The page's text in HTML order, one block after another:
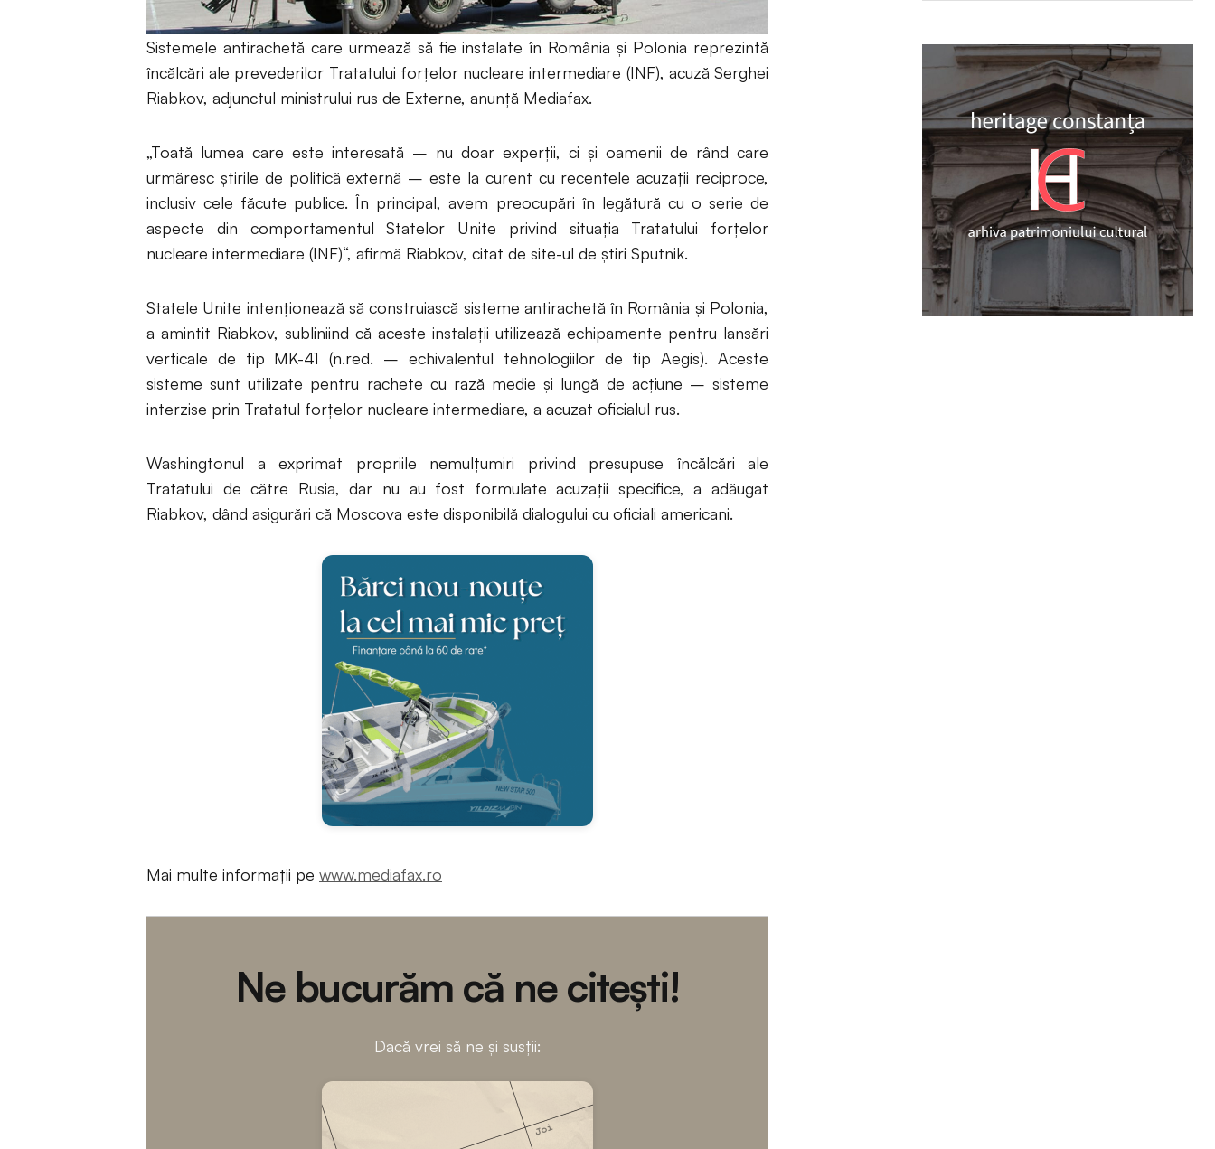
Sistemele antirachetă care urmează să fie instalate în România şi Polonia reprezintă
încălcări ale prevederilor Tratatului forţelor nucleare intermediare (INF), acuză Serghei
Riabkov, adjunctul ministrului rus de Externe, anunță Mediafax.
„Toată lumea care este interesată – nu doar experţii, ci şi oamenii de rând care
urmăresc ştirile de politică externă – este la curent cu recentele acuzaţii reciproce,
inclusiv cele făcute publice. În principal, avem preocupări în legătură cu o serie de
aspecte din comportamentul Statelor Unite privind situaţia Tratatului forţelor
nucleare intermediare (INF)“, afirmă Riabkov, citat de site-ul de ştiri Sputnik.
Statele Unite intenţionează să construiască sisteme antirachetă în România şi Polonia,
a amintit Riabkov, subliniind că aceste instalaţii utilizează echipamente pentru lansări
verticale de tip MK-41 (n.red. – echivalentul tehnologiilor de tip Aegis). Aceste
sisteme sunt utilizate pentru rachete cu rază medie şi lungă de acţiune – sisteme
interzise prin Tratatul forţelor nucleare intermediare, a acuzat oficialul rus.
Washingtonul a exprimat propriile nemulţumiri privind presupuse încălcări ale
Tratatului de către Rusia, dar nu au fost formulate acuzaţii specifice, a adăugat
Riabkov, dând asigurări că Moscova este disponibilă dialogului cu oficiali americani.
Mai multe informații pe www.mediafax.ro
Ne bucurăm că ne citești!
Dacă vrei să ne și susții: